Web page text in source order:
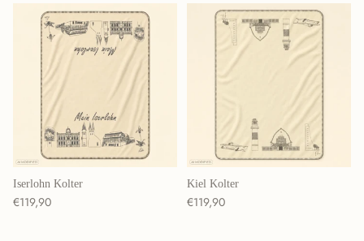
Iserlohn Kolter
Normaler Preis
€119,90
Kiel Kolter
Normaler Preis
€119,90